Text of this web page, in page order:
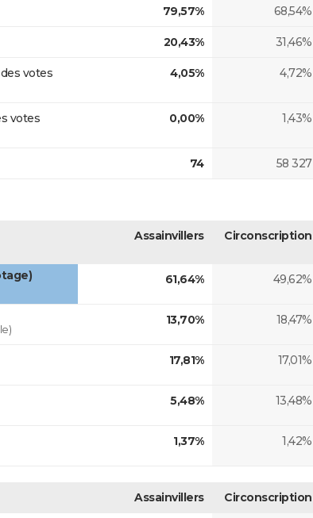
79,57% 68,54%
20,43% 31,46%
votes
4,05% 4,72%
votes
0,00% 1,43%
74 58 327
Assainvillers Circonscription
61,64% 49,62%
13,70% 18,47%
17,81% 17,01%
5,48% 13,48%
1,37% 1,42%
Assainvillers Circonscription